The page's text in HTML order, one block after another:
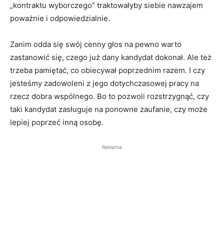
„kontraktu wyborczego” traktowałyby siebie nawzajem
poważnie i odpowiedzialnie.
Zanim odda się swój cenny głos na pewno warto
zastanowić się, czego już dany kandydat dokonał. Ale też
trzeba pamiętać, co obiecywał poprzednim razem. I czy
jesteśmy zadowoleni z jego dotychczasowej pracy na
rzecz dobra wspólnego. Bo to pozwoli rozstrzygnąć, czy
taki kandydat zasługuje na ponowne zaufanie, czy może
lepiej poprzeć inną osobę.
Reklama